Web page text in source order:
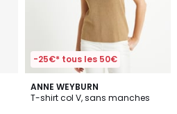
-25€* tous les 50€
ANNE WEYBURN
T-shirt col V, sans manches
4,7
/ 5